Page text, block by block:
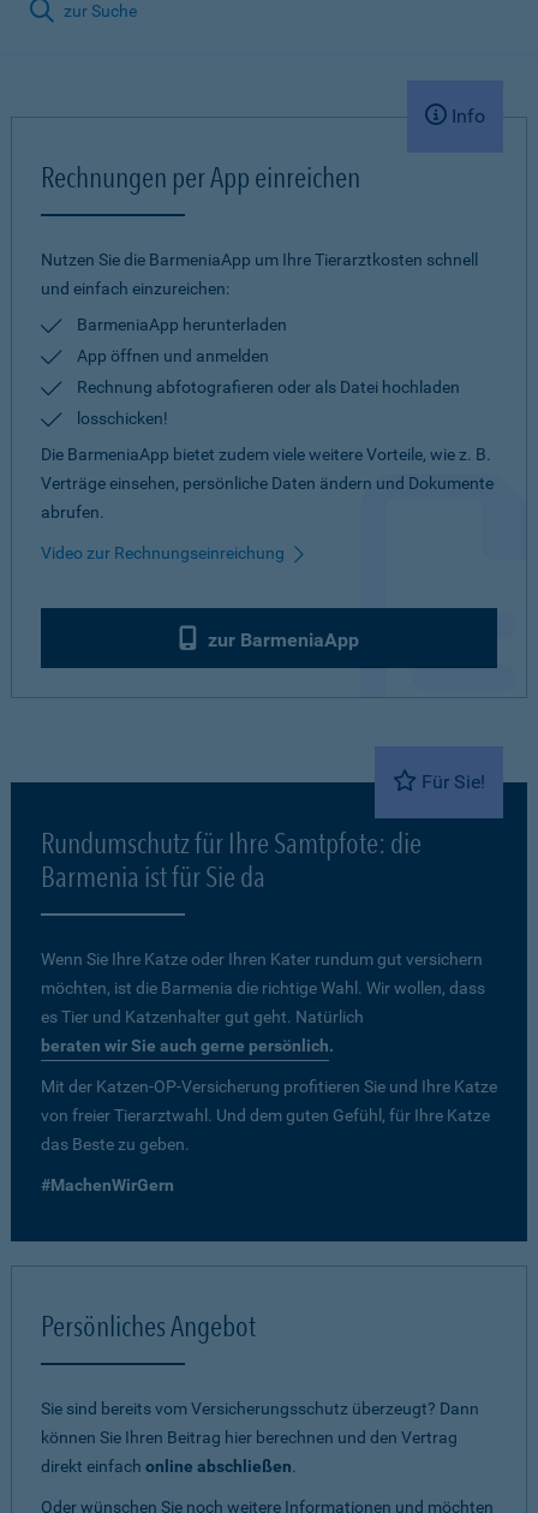
zur Suche
Info
Rechnungen per App einreichen
Nutzen Sie die BarmeniaApp um Ihre Tierarztkosten schnell
und einfach einzureichen:
BarmeniaApp herunterladen
App öffnen und anmelden
Rechnung abfotografieren oder als Datei hochladen
losschicken!
Die BarmeniaApp bietet zudem viele weitere Vorteile, wie z. B.
Verträge einsehen, persönliche Daten ändern und Dokumente
abrufen.
Video zur Rechnungseinreichung
zur BarmeniaApp
Für Sie!
Rundumschutz für Ihre Samtpfote: die
Barmenia ist für Sie da
Wenn Sie Ihre Katze oder Ihren Kater rundum gut versichern
möchten, ist die Barmenia die richtige Wahl. Wir wollen, dass
es Tier und Katzenhalter gut geht. Natürlich
beraten wir Sie auch gerne persönlich.
Mit der Katzen-OP-Versicherung profitieren Sie und Ihre Katze
von freier Tierarztwahl. Und dem guten Gefühl, für Ihre Katze
das Beste zu geben.
#MachenWirGern
Persönliches Angebot
Sie sind bereits vom Versicherungsschutz überzeugt? Dann
können Sie Ihren Beitrag hier berechnen und den Vertrag
direkt einfach online abschließen.
Oder wünschen Sie noch weitere Informationen und möchten